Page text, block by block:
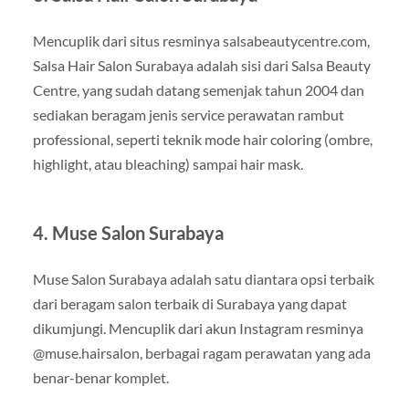
Mencuplik dari situs resminya salsabeautycentre.com,
Salsa Hair Salon Surabaya adalah sisi dari Salsa Beauty
Centre, yang sudah datang semenjak tahun 2004 dan
sediakan beragam jenis service perawatan rambut
professional, seperti teknik mode hair coloring (ombre,
highlight, atau bleaching) sampai hair mask.
4. Muse Salon Surabaya
Muse Salon Surabaya adalah satu diantara opsi terbaik
dari beragam salon terbaik di Surabaya yang dapat
dikumjungi. Mencuplik dari akun Instagram resminya
@muse.hairsalon, berbagai ragam perawatan yang ada
benar-benar komplet.